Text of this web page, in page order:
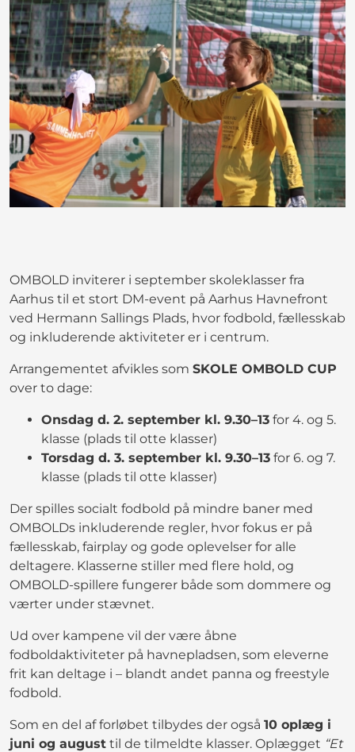
OMBOLD inviterer i september skoleklasser fra
Aarhus til et stort DM-event på Aarhus Havnefront
ved Hermann Sallings Plads, hvor fodbold, fællesskab
og inkluderende aktiviteter er i centrum.
Arrangementet afvikles som SKOLE OMBOLD CUP
over to dage:
Onsdag d. 2. september kl. 9.30–13 for 4. og 5.
klasse (plads til otte klasser)
Torsdag d. 3. september kl. 9.30–13 for 6. og 7.
klasse (plads til otte klasser)
Der spilles socialt fodbold på mindre baner med
OMBOLDs inkluderende regler, hvor fokus er på
fællesskab, fairplay og gode oplevelser for alle
deltagere. Klasserne stiller med flere hold, og
OMBOLD-spillere fungerer både som dommere og
værter under stævnet.
Ud over kampene vil der være åbne
fodboldaktiviteter på havnepladsen, som eleverne
frit kan deltage i – blandt andet panna og freestyle
fodbold.
Som en del af forløbet tilbydes der også 10 oplæg i
juni og august til de tilmeldte klasser. Oplægget “Et